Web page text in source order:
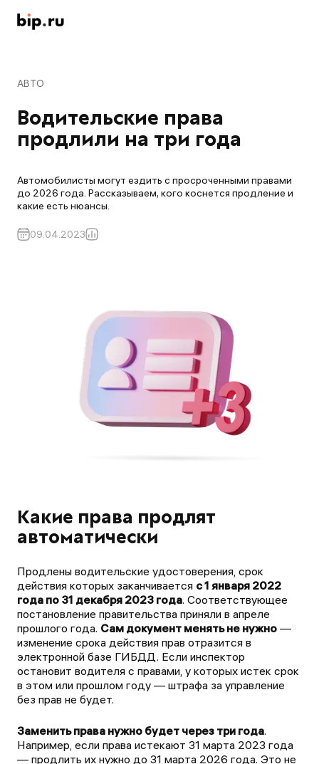
АВТО
Водительские права
продлили на три года
Автомобилисты могут ездить с просроченными правами
до 2026 года. Рассказываем, кого коснется продление и
какие есть нюансы.
09.04.2023
Какие права продлят
автоматически
Продлены водительские удостоверения, срок
действия которых заканчивается с 1 января 2022
года по 31 декабря 2023 года. Соответствующее
постановление правительства приняли в апреле
прошлого года. Сам документ менять не нужно —
изменение срока действия прав отразится в
электронной базе ГИБДД. Если инспектор
остановит водителя с правами, у которых истек срок
в этом или прошлом году — штрафа за управление
без прав не будет.
Заменить права нужно будет через три года.
Например, если права истекают 31 марта 2023 года
— продлить их нужно до 31 марта 2026 года. Это не